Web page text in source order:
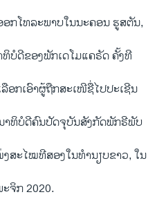
ກ​ໂທ​ລະ​ພາບ​ໃນ​ນະ​ຄອນ ຮູ​ສ​ຕັນ,
ບໍດີຂອງພັກເດໂມແຄຣັດ ຄັ້ງທີ
ອກເອົາຜູ້ຖືກສະເໜີຊື່ໄປປະເຊີນ
າທິບໍດີຄົນປັດຈຸບັນສັງກັດພັກຣີພັບ
ສະໄໝທີສອງໃນທຳນຽບຂາວ, ໃນ
ຈິກ 2020.